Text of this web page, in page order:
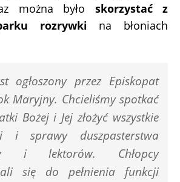
można było skorzystać z
rozrywki na błoniach
ogłoszony przez Episkopat
Maryjny. Chcieliśmy spotkać
Bożej i Jej złożyć wszystkie
i sprawy duszpasterstwa
i lektorów. Chłopcy
się do pełnienia funkcji